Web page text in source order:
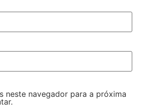
neste navegador para a próxima